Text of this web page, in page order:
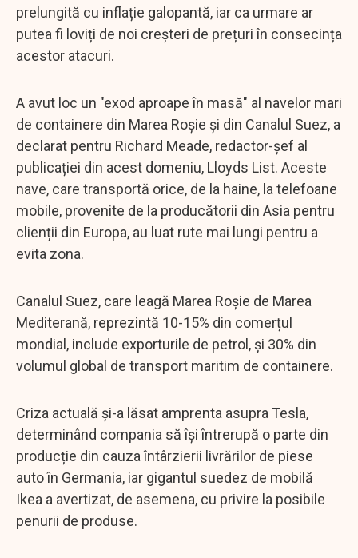
prelungită cu inflație galopantă, iar ca urmare ar
putea fi loviți de noi creșteri de prețuri în consecința
acestor atacuri.
A avut loc un "exod aproape în masă" al navelor mari
de containere din Marea Roșie și din Canalul Suez, a
declarat pentru Richard Meade, redactor-șef al
publicației din acest domeniu, Lloyds List. Aceste
nave, care transportă orice, de la haine, la telefoane
mobile, provenite de la producătorii din Asia pentru
clienții din Europa, au luat rute mai lungi pentru a
evita zona.
Canalul Suez, care leagă Marea Roșie de Marea
Mediterană, reprezintă 10-15% din comerțul
mondial, include exporturile de petrol, și 30% din
volumul global de transport maritim de containere.
Criza actuală și-a lăsat amprenta asupra Tesla,
determinând compania să își întrerupă o parte din
producție din cauza întârzierii livrărilor de piese
auto în Germania, iar gigantul suedez de mobilă
Ikea a avertizat, de asemena, cu privire la posibile
penurii de produse.